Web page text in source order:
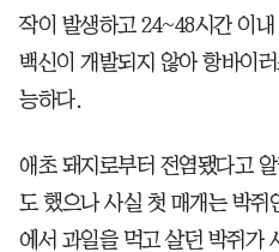
작이 발생하고 24~48시간 이
백신이 개발되지 않아 항바이
능하다.
애초 돼지로부터 전염됐다고
도 했으나 사실 첫 매개는 박쥐
에서 과일을 먹고 살던 박쥐가